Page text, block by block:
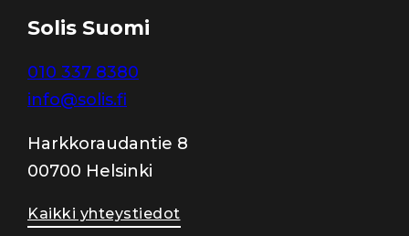
Solis Suomi
010 337 8380
info@solis.fi
Harkkoraudantie 8
00700 Helsinki
Kaikki yhteystiedot